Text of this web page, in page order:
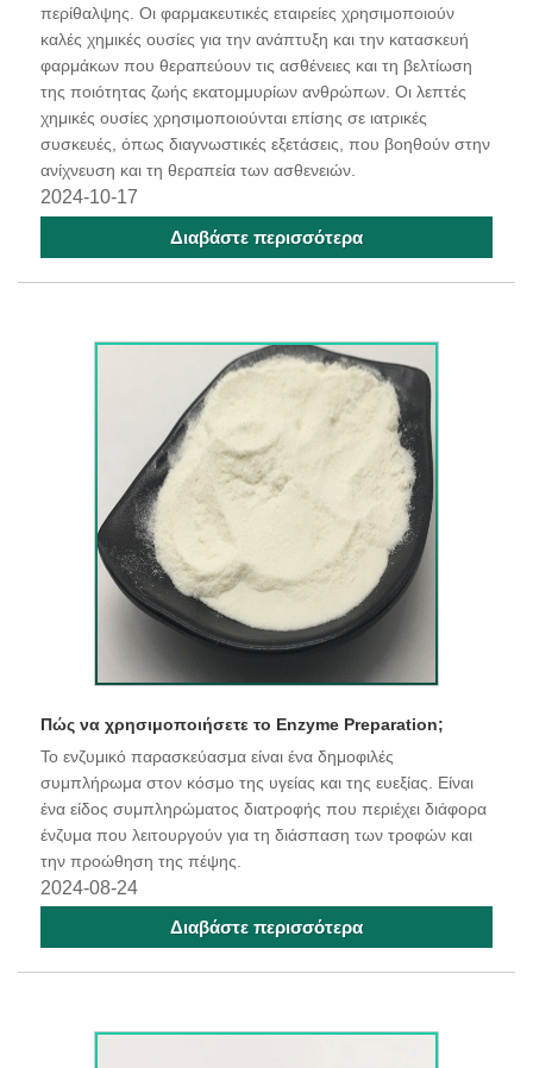
περίθαλψης. Οι φαρμακευτικές εταιρείες χρησιμοποιούν
καλές χημικές ουσίες για την ανάπτυξη και την κατασκευή
φαρμάκων που θεραπεύουν τις ασθένειες και τη βελτίωση
της ποιότητας ζωής εκατομμυρίων ανθρώπων. Οι λεπτές
χημικές ουσίες χρησιμοποιούνται επίσης σε ιατρικές
συσκευές, όπως διαγνωστικές εξετάσεις, που βοηθούν στην
ανίχνευση και τη θεραπεία των ασθενειών.
2024-10-17
Διαβάστε περισσότερα
Πώς να χρησιμοποιήσετε το Enzyme Preparation;
Το ενζυμικό παρασκεύασμα είναι ένα δημοφιλές
συμπλήρωμα στον κόσμο της υγείας και της ευεξίας. Είναι
ένα είδος συμπληρώματος διατροφής που περιέχει διάφορα
ένζυμα που λειτουργούν για τη διάσπαση των τροφών και
την προώθηση της πέψης.
2024-08-24
Διαβάστε περισσότερα